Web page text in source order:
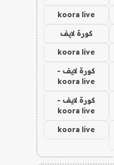
koora live
كورة لايف
koora live
كورة لايف -
koora live
كورة لايف -
koora live
koora live